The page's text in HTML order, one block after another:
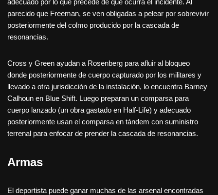
parecido que Freeman, se ven obligadas a pelear por sobrevivir
posteriormente del colmo producido por la cascada de
resonancias.
Cross y Green ayudan a Rosenberg para afluir al bloqueo
donde posteriormente de cuerpo capturado por los militares y
llevado a otra jurisdicción de la instalación, lo encuentra Barney
Calhoun en Blue Shift. Luego preparan un comparsa para
cuerpo lanzado (un obra gastado en Half-Life) y adecuado
posteriormente usan el comparsa en tándem con suministro
terrenal para enfocar de prender la cascada de resonancias.
Armas
El deportista puede ganar muchas de las arsenal encontradas